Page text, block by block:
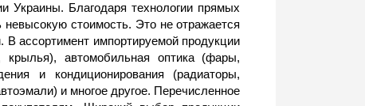
Украины. Благодаря технологии прямых
стоимость. Это не отражается
ассортимент импортируемой продукции
автомобильная оптика (фары,
и кондиционирования (радиаторы,
и многое другое. Перечисленное